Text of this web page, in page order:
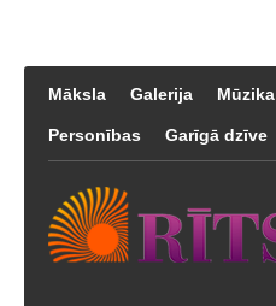
Māksla Galerija Mūzika
Personības Garīgā dzīve